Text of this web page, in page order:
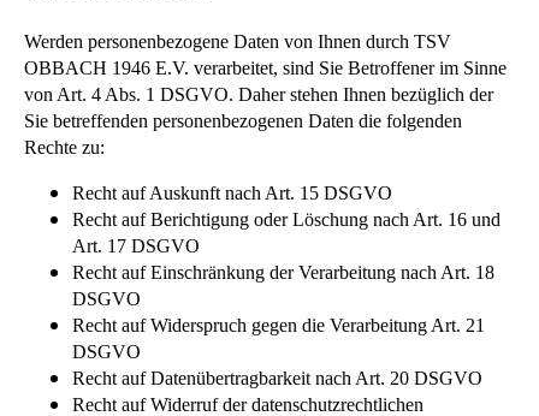
Werden personenbezogene Daten von Ihnen durch TSV
OBBACH 1946 E.V. verarbeitet, sind Sie Betroffener im Sinne
von Art. 4 Abs. 1 DSGVO. Daher stehen Ihnen bezüglich der
Sie betreffenden personenbezogenen Daten die folgenden
Rechte zu:
Recht auf Auskunft nach Art. 15 DSGVO
Recht auf Berichtigung oder Löschung nach Art. 16 und
Art. 17 DSGVO
Recht auf Einschränkung der Verarbeitung nach Art. 18
DSGVO
Recht auf Widerspruch gegen die Verarbeitung Art. 21
DSGVO
Recht auf Datenübertragbarkeit nach Art. 20 DSGVO
Recht auf Widerruf der datenschutzrechtlichen